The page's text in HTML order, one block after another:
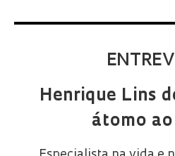
Henrique Lins
átomo